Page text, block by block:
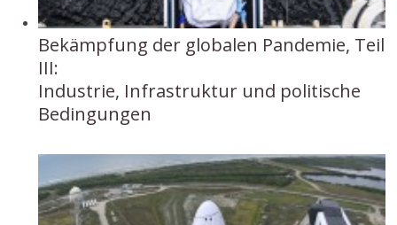
Bekämpfung der globalen Pandemie, Teil
III:
Industrie, Infrastruktur und politische
Bedingungen